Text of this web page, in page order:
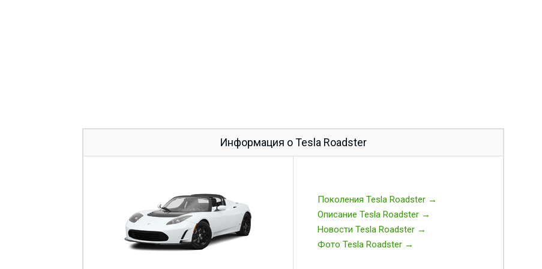
Информация о Tesla Roadster
Поколения Tesla Roadster →
Описание Tesla Roadster →
Новости Tesla Roadster →
Фото Tesla Roadster →